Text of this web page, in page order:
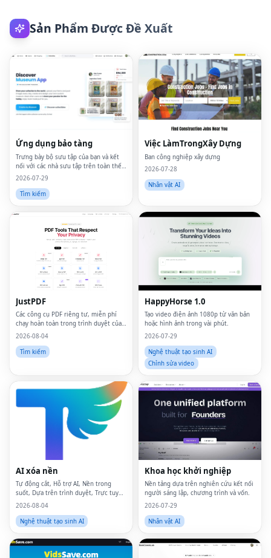
Sản Phẩm Được Đề Xuất
Ứng dụng bảo tàng
Trưng bày bộ sưu tập của bạn và kết
nối với các nhà sưu tập trên toàn thế
giới
2026-07-29
Tìm kiếm
Việc LàmTrongXây Dựng
Ban công nghiệp xây dựng
2026-07-28
Nhân vật AI
JustPDF
Các công cụ PDF riêng tư, miễn phí
chạy hoàn toàn trong trình duyệt của
bạn — các tệp sẽ không bao giờ rời
2026-08-04
Tìm kiếm
HappyHorse 1.0
Tạo video điện ảnh 1080p từ văn bản
hoặc hình ảnh trong vài phút.
2026-07-29
Nghệ thuật tạo sinh AI
Chỉnh sửa video
AI xóa nền
Tự động cắt, Hỗ trợ AI, Nền trong
suốt, Dựa trên trình duyệt, Trực tuyến
miễn phí
2026-08-04
Nghệ thuật tạo sinh AI
Khoa học khởi nghiệp
Nền tảng dựa trên nghiên cứu kết nối
người sáng lập, chương trình và vốn.
2026-07-29
Nhân vật AI